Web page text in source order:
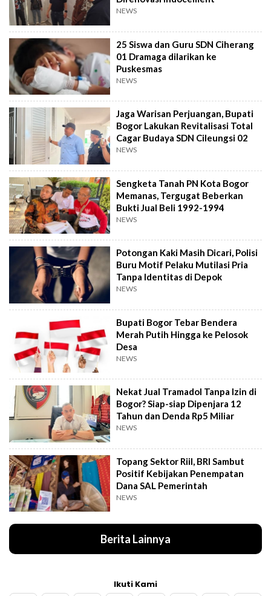
NEWS
25 Siswa dan Guru SDN Ciherang
01 Dramaga dilarikan ke
Puskesmas
NEWS
Jaga Warisan Perjuangan, Bupati
Bogor Lakukan Revitalisasi Total
Cagar Budaya SDN Cileungsi 02
NEWS
Sengketa Tanah PN Kota Bogor
Memanas, Tergugat Beberkan
Bukti Jual Beli 1992-1994
NEWS
Potongan Kaki Masih Dicari, Polisi
Buru Motif Pelaku Mutilasi Pria
Tanpa Identitas di Depok
NEWS
Bupati Bogor Tebar Bendera
Merah Putih Hingga ke Pelosok
Desa
NEWS
Nekat Jual Tramadol Tanpa Izin di
Bogor? Siap-siap Dipenjara 12
Tahun dan Denda Rp5 Miliar
NEWS
Topang Sektor Riil, BRI Sambut
Positif Kebijakan Penempatan
Dana SAL Pemerintah
NEWS
Berita Lainnya
Ikuti Kami